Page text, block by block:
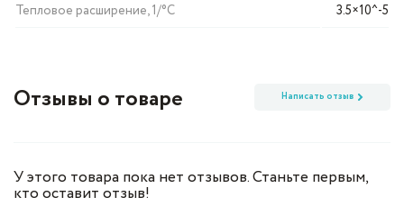
Тепловое расширение, 1/°C
3.5×10^-5
Отзывы о товаре Написать отзыв
У этого товара пока нет отзывов. Станьте первым,
кто оставит отзыв!